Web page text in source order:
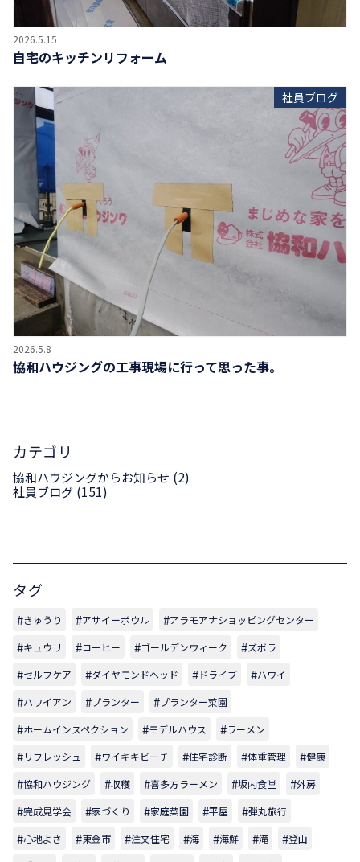
2026.5.15
自宅のキッチンリフォーム
社員ブログ
2026.5.8
協和ハウジングの工事現場に行って思った事。
カテゴリ
協和ハウジングからお知らせ (2)
社員ブログ (151)
タグ
きゅうり アサイーボウル
アラモアナショッピングセンター
キュウリ
コーヒー ゴールデンウィーク
ズボラ
セルフケア
ダイヤモンドヘッド ドライブ
ハワイ
ハワイアン
プランター
プランター菜園
ホームインスペクション
モデルハウス
ラーメン
リフレッシュ
ワイキキビーチ 住宅診断 体重管理
健康
協和ハウジング
収穫 喜多方ラーメン 坂内食堂
外房
完成見学会
家づくり 家庭菜園 平屋
弾丸旅行
心地よさ
東金市 注文住宅 海 海鮮 滝
登山